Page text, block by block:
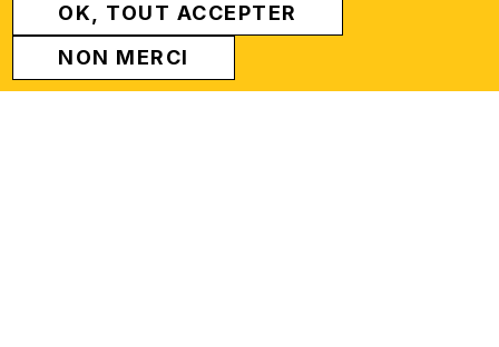
DÉCOUVREZ LES SPECTACLES !
OK, TOUT ACCEPTER
NON MERCI